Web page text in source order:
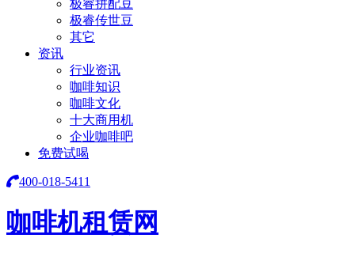
极睿拼配豆
极睿传世豆
其它
资讯
行业资讯
咖啡知识
咖啡文化
十大商用机
企业咖啡吧
免费试喝
400-018-5411
咖啡机租赁网